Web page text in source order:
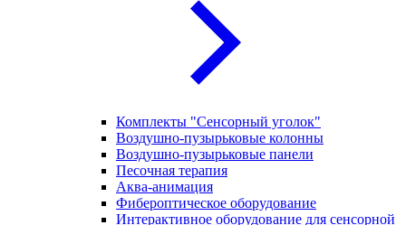
Комплекты "Сенсорный уголок"
Воздушно-пузырьковые колонны
Воздушно-пузырьковые панели
Песочная терапия
Аква-анимация
Фибероптическое оборудование
Интерактивное оборудование для сенсорной